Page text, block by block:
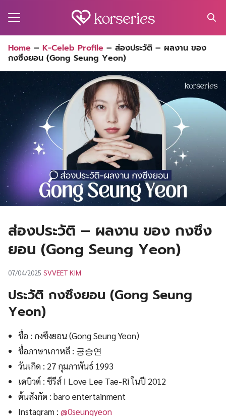
for:
Home – K-Celeb Profile – ส่องประวัติ – ผลงาน ของ
กงซึงยอน (Gong Seung Yeon)
ส่องประวัติ – ผลงาน ของ กงซึง
ยอน (Gong Seung Yeon)
07/04/2025 SVVEET KIM
ประวัติ กงซึงยอน (Gong Seung
Yeon)
ชื่อ : กงซึงยอน (Gong Seung Yeon)
ชื่อภาษาเกาหลี : 공승연
วันเกิด : 27 กุมภาพันธ์ 1993
เดบิวต์ : ซีรีส์ I Love Lee Tae-Ri ในปี 2012
ต้นสังกัด : baro entertainment
Instagram :@0seungyeon